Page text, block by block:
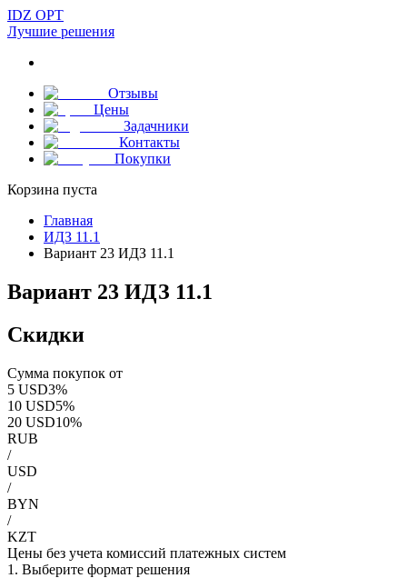
IDZ OPT
Лучшие решения
Отзывы
Цены
Задачники
Контакты
Покупки
Корзина пуста
Главная
ИДЗ 11.1
Вариант 23 ИДЗ 11.1
Вариант 23 ИДЗ 11.1
Скидки
Сумма покупок от
5 USD3%
10 USD5%
20 USD10%
RUB
/
USD
/
BYN
/
KZT
Цены без учета комиссий платежных систем
1. Выберите формат решения